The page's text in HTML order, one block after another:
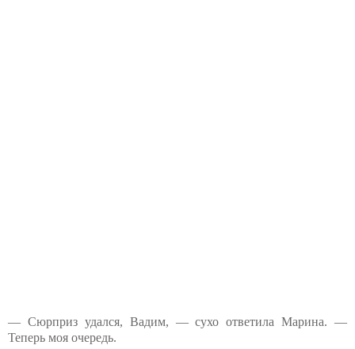
— Сюрприз удался, Вадим, — сухо ответила Марина. —
Теперь моя очередь.